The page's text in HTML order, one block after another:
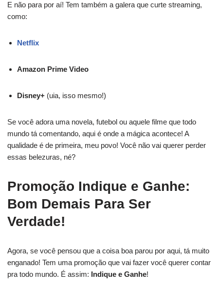
E não para por aí! Tem também a galera que curte streaming,
como:
Netflix
Amazon Prime Video
Disney+ (uia, isso mesmo!)
Se você adora uma novela, futebol ou aquele filme que todo
mundo tá comentando, aqui é onde a mágica acontece! A
qualidade é de primeira, meu povo! Você não vai querer perder
essas belezuras, né?
Promoção Indique e Ganhe:
Bom Demais Para Ser
Verdade!
Agora, se você pensou que a coisa boa parou por aqui, tá muito
enganado! Tem uma promoção que vai fazer você querer contar
pra todo mundo. É assim: Indique e Ganhe!